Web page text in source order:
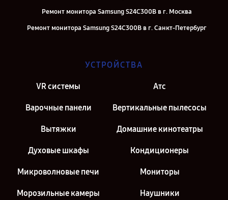
Ремонт монитора Samsung S24C300B в г. Москва
Ремонт монитора Samsung S24C300B в г. Санкт-Петербург
УСТРОЙСТВА
VR системы Атс
Варочные панели Вертикальные пылесосы
Вытяжки Домашние кинотеатры
Духовые шкафы Кондиционеры
Микроволновые печи Мониторы
Морозильные камеры Наушники